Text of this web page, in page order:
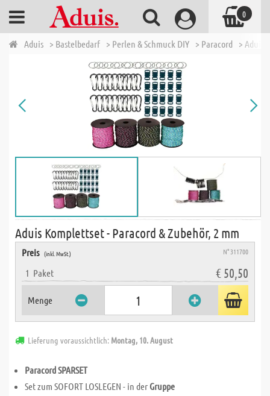
Aduis > Bastelbedarf > Perlen & Schmuck DIY > Paracord > Aduis
Aduis Komplettset - Paracord & Zubehör, 2 mm
Preis (inkl. MwSt.) N° 311700
1 Paket € 50,50
Menge
Lieferung voraussichtlich: Montag, 10. August
Paracord SPARSET
Set zum SOFORT LOSLEGEN - in der Gruppe
0